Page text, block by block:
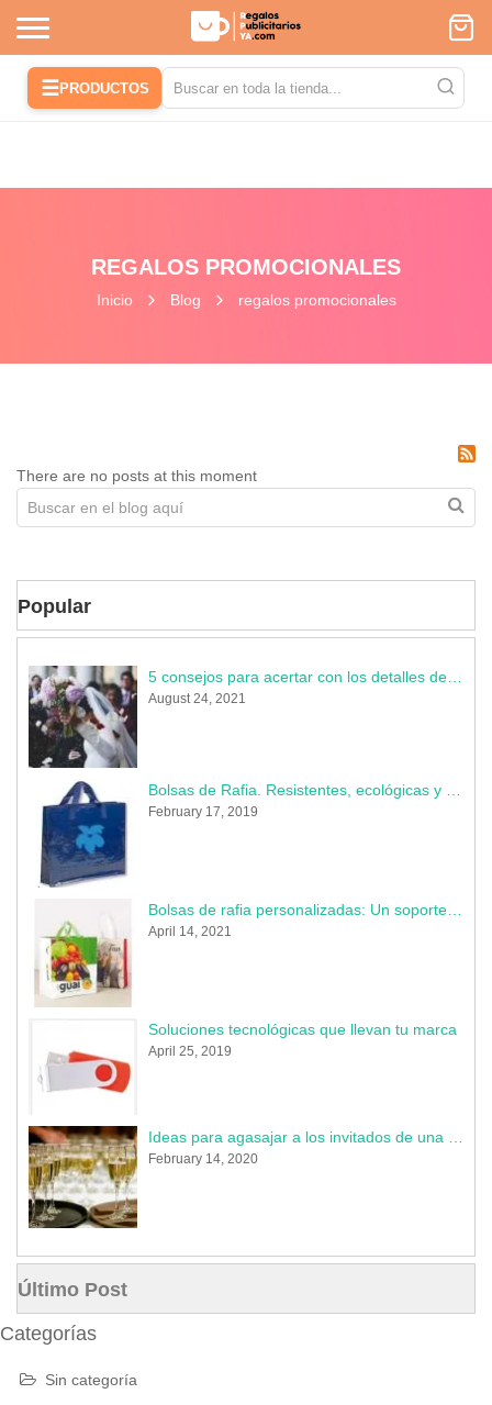
☰PRODUCTOS
REGALOS PROMOCIONALES
Inicio Blog regalos promocionales
There are no posts at this moment
Popular
August 24, 2021
February 17, 2019
April 14, 2021
Soluciones tecnológicas que llevan tu marca
April 25, 2019
February 14, 2020
Último Post
Categorías
Sin categoría